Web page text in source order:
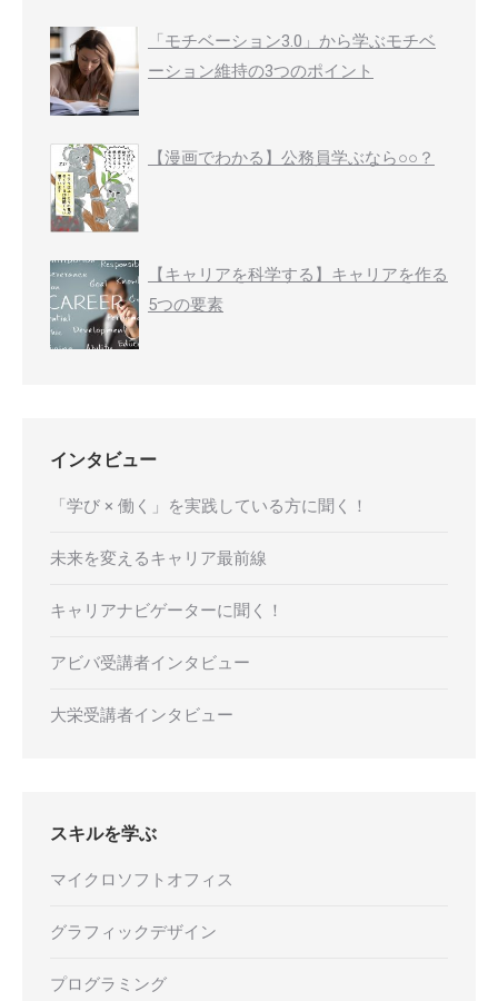
「モチベーション3.0」から学ぶモチベ
ーション維持の3つのポイント
【漫画でわかる】公務員学ぶなら○○？
【キャリアを科学する】キャリアを作る
5つの要素
インタビュー
「学び × 働く」を実践している方に聞く！
未来を変えるキャリア最前線
キャリアナビゲーターに聞く！
アビバ受講者インタビュー
大栄受講者インタビュー
スキルを学ぶ
マイクロソフトオフィス
グラフィックデザイン
プログラミング